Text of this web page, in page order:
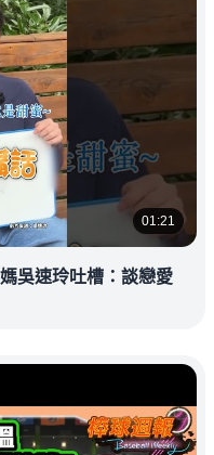
01:21
吳速玲吐槽：談戀愛